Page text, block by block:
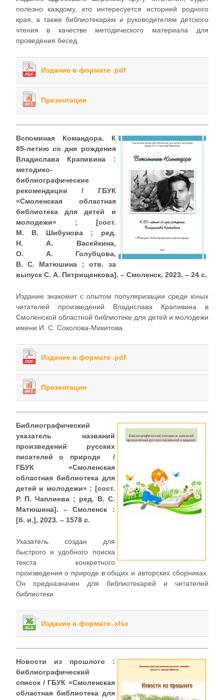
полезно каждому, кто интересуется историей родного
края, а также библиотекарям и руководителям детского
чтения в качестве методического материала для
проведения бесед.
Издание в формате .pdf
Презентация
Вспоминая Командора. К
85-летию со дня рождения
Владислава Крапивина :
методико-
библиографические
рекомендации / ГБУК
«Смоленская областная
библиотека для детей и
молодежи» ; [сост.
М. В. Шибунова ; ред.
Н. А. Васейкина,
О. А. Голубцова,
В. С. Матюшина ; отв. за
выпуск С. А. Петрищенкова]. – Смоленск, 2023. – 24 с.
Издание знакомит с опытом популяризации среди юных
читателей произведений Владислава Крапивина в
Смоленской областной библиотеке для детей и молодежи
имени И. С. Соколова-Микитова.
Издание в формате .pdf
Презентация
Библиографический
указатель названий
произведений русских
писателей о природе /
ГБУК «Смоленская
областная библиотека для
детей и молодежи» ; [сост.
Р. П. Чаплиева ; ред. В. С.
Матюшина]. – Смоленск :
[б. и.], 2023. – 1578 с.
Указатель создан для
быстрого и удобного поиска
текста конкретного
произведения о природе в общих и авторских сборниках.
Он предназначен для библиотекарей и читателей
библиотеки.
Издание в формате .xlsx
Новости из прошлого :
библиографический
список / ГБУК «Смоленская
областная библиотека для